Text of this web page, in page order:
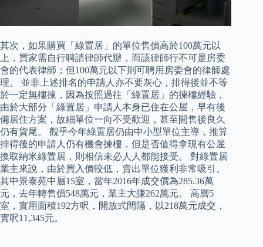
其次，如果購買「綠置居」的單位售價高於100萬元以
上，買家需自行聘請律師代辦，而該律師行不可是房委
會的代表律師；但100萬元以下則可聘用房委會的律師處
理。 並非上述排名的申請人亦不要灰心，排得後並不等
於一定無樓揀，因為按照過往「綠置居」的揀樓經驗，
由於大部分「綠置居」申請人本身已住在公屋，早有後
備居住方案，故細單位一向不受歡迎，甚至開售後良久
仍有貨尾。 觀乎今年綠置居仍由中小型單位主導，推算
排得後的申請人仍有機會揀樓，但是否值得拿現有公屋
換取納米綠置居，則相信未必人人都能接受。 對綠置居
業主來說，由於買入價較低，賣出單位獲利非常吸引。
其中景泰苑中層15室，當年2016年成交價為285.36萬
元，去年轉售價548萬元，業主大賺262萬元。 高層5
室，實用面積192方呎，開放式間隔，以218萬元成交，
實呎11,345元。